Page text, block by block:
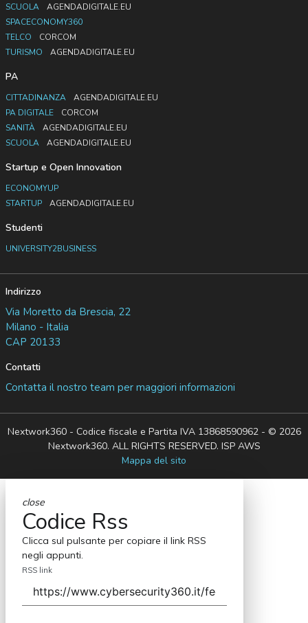
SCUOLA
AGENDADIGITALE.EU
SPACECONOMY360
TELCO
CORCOM
TURISMO
AGENDADIGITALE.EU
PA
CITTADINANZA
AGENDADIGITALE.EU
PA DIGITALE
CORCOM
SANITÀ
AGENDADIGITALE.EU
SCUOLA
AGENDADIGITALE.EU
Startup e Open Innovation
ECONOMYUP
STARTUP
AGENDADIGITALE.EU
Studenti
UNIVERSITY2BUSINESS
Indirizzo
Via Moretto da Brescia, 22
Milano - Italia
CAP 20133
Contatti
Contatta il nostro team per maggiori informazioni
Nextwork360 - Codice fiscale e Partita IVA 13868590962 - © 2026
Nextwork360. ALL RIGHTS RESERVED. ISP AWS
Mappa del sito
close
Codice Rss
Clicca sul pulsante per copiare il link RSS
negli appunti.
RSS link